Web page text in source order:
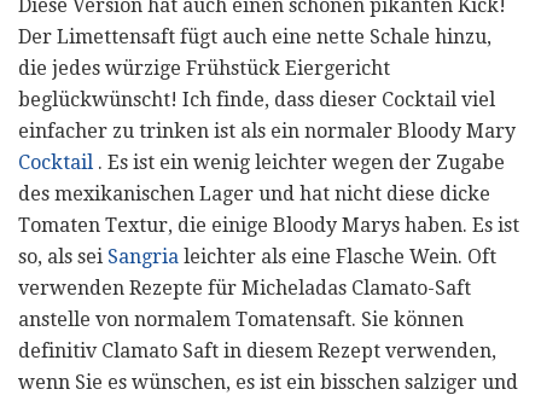
Diese Version hat auch einen schönen pikanten Kick!
Der Limettensaft fügt auch eine nette Schale hinzu,
die jedes würzige Frühstück Eiergericht
beglückwünscht! Ich finde, dass dieser Cocktail viel
einfacher zu trinken ist als ein normaler Bloody Mary
Cocktail . Es ist ein wenig leichter wegen der Zugabe
des mexikanischen Lager und hat nicht diese dicke
Tomaten Textur, die einige Bloody Marys haben. Es ist
so, als sei Sangria leichter als eine Flasche Wein. Oft
verwenden Rezepte für Micheladas Clamato-Saft
anstelle von normalem Tomatensaft. Sie können
definitiv Clamato Saft in diesem Rezept verwenden,
wenn Sie es wünschen, es ist ein bisschen salziger und